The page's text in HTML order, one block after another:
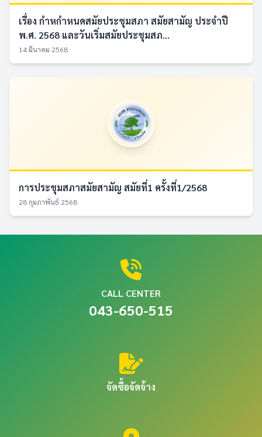
เรื่อง กำหกำหนดสมัยประชุมสภา สมัยสามัญ ประจำปี
พ.ศ. 2568 และวันเริ่มสมัยประชุมสภ...
14 มีนาคม 2568
การประชุมสภาสมัยสามัญ สมัยที่1 ครั้งที่1/2568
28 กุมภาพันธ์ 2568
CALL CENTER
043-650-515
จัดซื้อจัดจ้าง